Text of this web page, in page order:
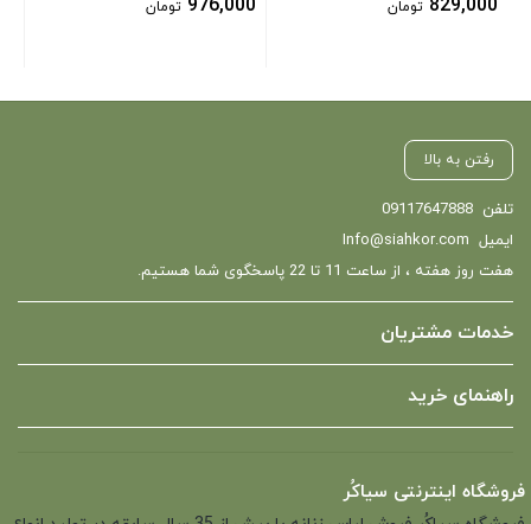
829,000 تومان 976,000 تومان
رفتن به بالا
تلفن 09117647888
ایمیل Info@siahkor.com
هفت روز هفته ، از ساعت 11 تا 22 پاسخگوی شما هستیم.
خدمات مشتریان
راهنمای خرید
فروشگاه اینترنتی سیاکُر